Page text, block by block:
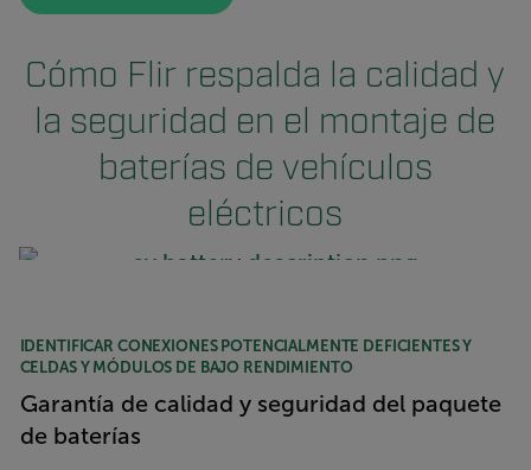
Cómo Flir respalda la calidad y
la seguridad en el montaje de
baterías de vehículos
eléctricos
IDENTIFICAR CONEXIONES POTENCIALMENTE DEFICIENTES Y
CELDAS Y MÓDULOS DE BAJO RENDIMIENTO
Garantía de calidad y seguridad del paquete
de baterías